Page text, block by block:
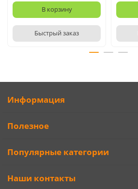
В корзину
Быстрый заказ
Информация
Полезное
Популярные категории
Наши контакты